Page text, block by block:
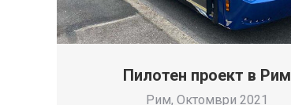
Пилотен проект в Рим
Рим, Октомври 2021